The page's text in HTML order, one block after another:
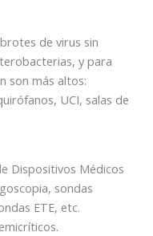
de virus sin
y para
son más altos:
UCI, salas de
Dispositivos Médicos
sondas
ETE, etc.